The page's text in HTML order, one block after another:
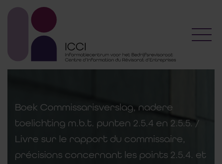
Boek Commissarisverslag, nadere
toelichting m.b.t. punten 2.5.4 en 2.5.5. /
Livre sur le rapport du commissaire,
précisions concernant les points 2.5.4. et